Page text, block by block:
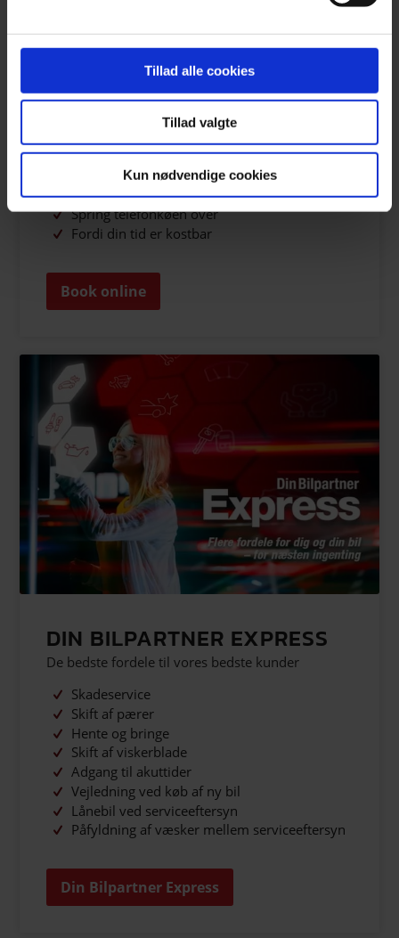
Tillad alle cookies
Tillad valgte
Kun nødvendige cookies
BOOK ONLINE
Når du vil – hvor du vil
Altid åbent
Let at booke
Spring telefonkøen over
Fordi din tid er kostbar
Book online
DIN BILPARTNER EXPRESS
De bedste fordele til vores bedste kunder
Skadeservice
Skift af pærer
Hente og bringe
Skift af viskerblade
Adgang til akuttider
Vejledning ved køb af ny bil
Lånebil ved serviceeftersyn
Påfyldning af væsker mellem serviceeftersyn
Din Bilpartner Express